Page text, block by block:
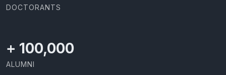
DOCTORANTS
+ 100,000
ALUMNI